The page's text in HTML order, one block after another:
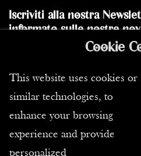
Iscriviti alla nostra
informato sulle nostre
Cookie
This website uses cookies or
similar technologies, to
enhance your browsing
experience and provide
personalized